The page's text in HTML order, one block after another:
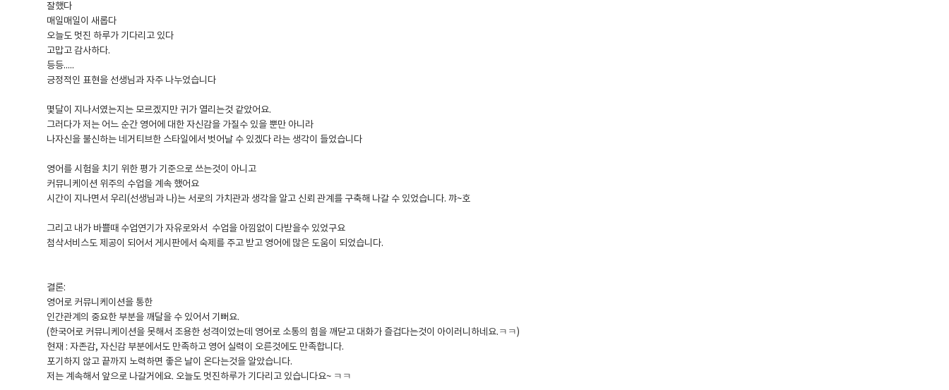
잘했다
매일매일이 새롭다
오늘도 멋진 하루가 기다리고 있다
고맙고 감사하다.
등등.....
긍정적인 표현을 선생님과 자주 나누었습니다
몇달이 지나서였는지는 모르겠지만 귀가 열리는것 같았어요.
그러다가 저는 어느 순간 영어에 대한 자신감을 가질수 있을 뿐만 아니라
나자신을 불신하는 네거티브한 스타일에서 벗어날 수 있겠다 라는 생각이 들었습니다
영어를 시험을 치기 위한 평가 기준으로 쓰는것이 아니고
커뮤니케이션 위주의 수업을 계속 했어요
시간이 지나면서 우리(선생님과 나)는 서로의 가치관과 생각을 알고 신뢰 관계를 구축해 나갈 수 있었습니다. 꺄~호
그리고 내가 바쁠때 수업연기가 자유로와서 수업을 아낌없이 다받을수 있었구요
첨삭서비스도 제공이 되어서 게시판에서 숙제를 주고 받고 영어에 많은 도움이 되었습니다.
결론:
영어로 커뮤니케이션을 통한
인간관계의 중요한 부분을 깨달을 수 있어서 기뻐요.
(한국어로 커뮤니케이션을 못해서 조용한 성격이었는데 영어로 소통의 힘을 깨닫고 대화가 즐겁다는것이 아이러니하네요.ㅋㅋ)
현재 : 자존감, 자신감 부분에서도 만족하고 영어 실력이 오른것에도 만족합니다.
포기하지 않고 끝까지 노력하면 좋은 날이 온다는것을 알았습니다.
저는 계속해서 앞으로 나갈거에요. 오늘도 멋진하루가 기다리고 있습니다요~ ㅋㅋ